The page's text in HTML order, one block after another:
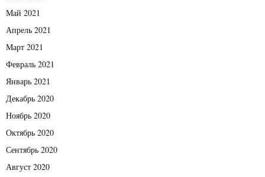
Май 2021
Апрель 2021
Март 2021
Февраль 2021
Январь 2021
Декабрь 2020
Ноябрь 2020
Октябрь 2020
Сентябрь 2020
Август 2020